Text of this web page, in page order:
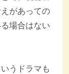
があっての
場合はない
うドラマも